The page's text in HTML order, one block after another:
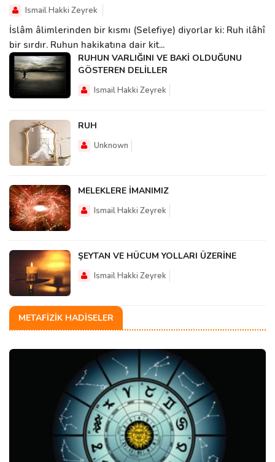
Ismail Hakki Zeyrek
İslâm âlimlerinden bir kısmı (Selefiye) diyorlar ki: Ruh ilâhî
bir sırdır. Ruhun hakikatına dair kit...
RUHUN VARLIĞINI VE BAKİ OLDUĞUNU
GÖSTEREN DELİLLER
Ismail Hakki Zeyrek
RUH
Unknown
MELEKLERE İMANIMIZ
Ismail Hakki Zeyrek
ŞEYTAN VE HÜCUM YOLLARI ÜZERİNE
Ismail Hakki Zeyrek
METAFIZIK HADISELER